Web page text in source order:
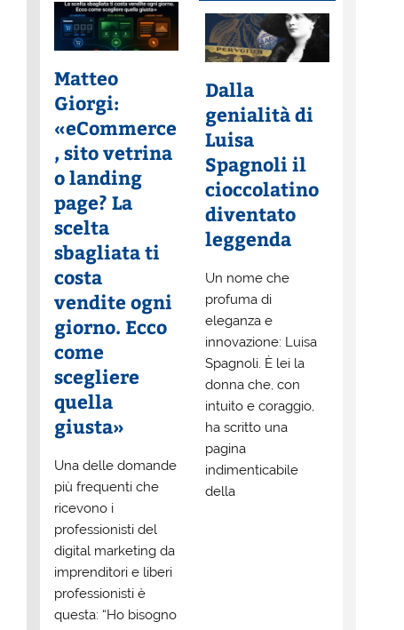
Matteo
Giorgi:
«eCommerce
, sito vetrina
o landing
page? La
scelta
sbagliata ti
costa
vendite ogni
giorno. Ecco
come
scegliere
quella
giusta»
Una delle domande
più frequenti che
ricevono i
professionisti del
digital marketing da
imprenditori e liberi
professionisti è
questa: “Ho bisogno
Dalla
genialità di
Luisa
Spagnoli il
cioccolatino
diventato
leggenda
Un nome che
profuma di
eleganza e
innovazione: Luisa
Spagnoli. È lei la
donna che, con
intuito e coraggio,
ha scritto una
pagina
indimenticabile
della